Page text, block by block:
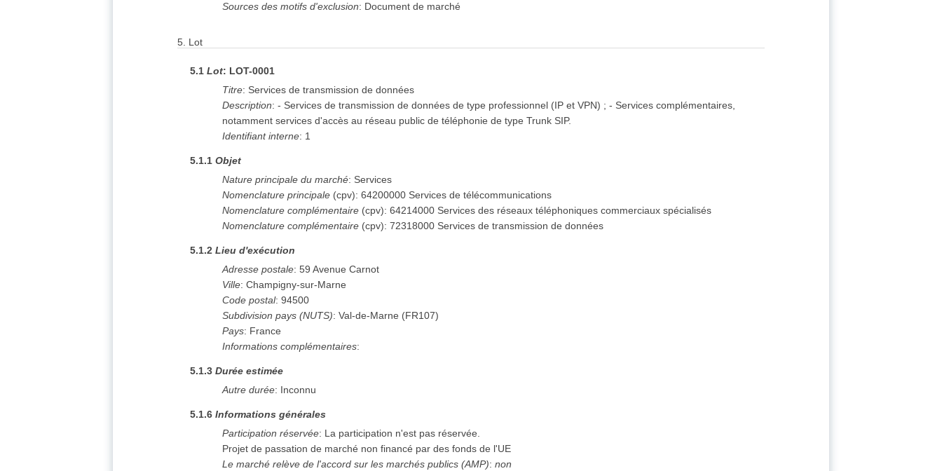
Sources des motifs d'exclusion: Document de marché
5. Lot
5.1Lot: LOT-0001
Titre: Services de transmission de données
Description:- Services de transmission de données de type professionnel (IP et VPN) ; - Services complémentaires,
notamment services d'accès au réseau public de téléphonie de type Trunk SIP.
Identifiant interne: 1
5.1.1Objet
Nature principale du marché: Services
Nomenclature principale (cpv):64200000 Services de télécommunications
Nomenclature complémentaire (cpv):64214000 Services des réseaux téléphoniques commerciaux spécialisés
Nomenclature complémentaire (cpv):72318000 Services de transmission de données
5.1.2Lieu d'exécution
Adresse postale:59 Avenue Carnot
Ville:Champigny-sur-Marne
Code postal:94500
Subdivision pays (NUTS):Val-de-Marne (FR107)
Pays: France
Informations complémentaires:
5.1.3Durée estimée
Autre durée: Inconnu
5.1.6Informations générales
Participation réservée: La participation n'est pas réservée.
Projet de passation de marché non financé par des fonds de l'UE
Le marché relève de l'accord sur les marchés publics (AMP):non